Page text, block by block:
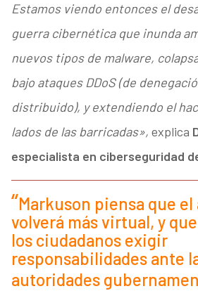
Estamos viendo entonces el
guerra cibernética que inunda
nuevos tipos de malware,
bajo ataques DDoS (de
distribuido), y extendiendo el
lados de las barricadas», explica
especialista en ciberseguridad
Markuson piensa que
volverá más virtual, y
los ciudadanos exigir
responsabilidades ante
autoridades